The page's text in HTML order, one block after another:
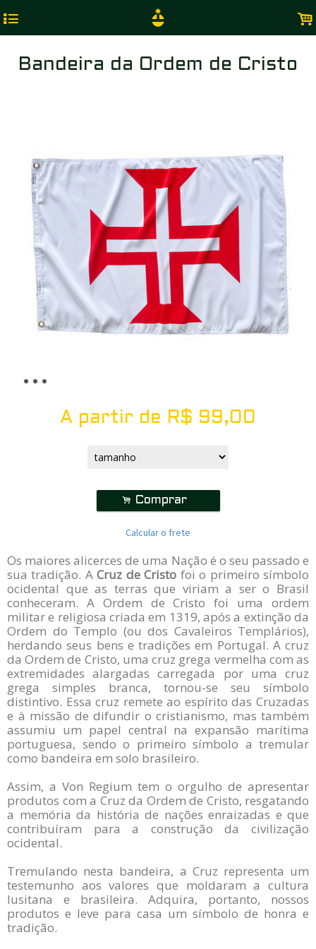
4 .
Bandeira da Ordem de Cristo
A partir de R$ 99,00
. Comprar
Calcular o frete
Os maiores alicerces de uma Nação é o seu passado e
sua tradição. ACruz de Cristo foi o primeiro símbolo
ocidental que as terras que viriam a ser o Brasil
conheceram. A Ordem de Cristo foi uma ordem
militar e religiosa criada em 1319, após a extinção da
Ordem do Templo (ou dos Cavaleiros Templários),
herdando seus bens e tradições em Portugal. A cruz
da Ordem de Cristo, uma cruz grega vermelha com as
extremidades alargadas carregada por uma cruz
grega simples branca, tornou-se seu símbolo
distintivo. Essa cruz remete ao espírito das Cruzadas
e à missão de difundir o cristianismo, mas também
assumiu um papel central na expansão marítima
portuguesa, sendo o primeiro símbolo a tremular
como bandeira em solo brasileiro.
Assim, a Von Regium tem o orgulho de apresentar
produtos com a Cruz da Ordem de Cristo, resgatando
a memória da história de nações enraizadas e que
contribuíram para a construção da civilização
ocidental.
Tremulando nesta bandeira, a Cruz representa um
testemunho aos valores que moldaram a cultura
lusitana e brasileira. Adquira, portanto, nossos
produtos e leve para casa um símbolo de honra e
tradição.